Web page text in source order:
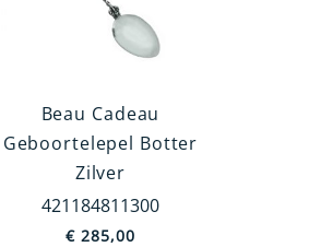
Beau Cadeau
Geboortelepel Botter
Zilver
421184811300
€ 285,00